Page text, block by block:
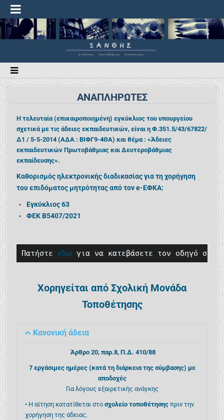
ΑΝΑΠΛΗΡΩΤΕΣ
Η τελευταία (επικαιροποιημένη) εγκύκλιος του υπουργείου
σχετικά με τις άδειες εκπαιδευτικών, είναι ηΦ.351.5/43/67822/
Δ1 / 5-5-2014 (ΑΔΑ : ΒΙΦΓ9-4ΘΑ) και θέμα : «Άδειες
εκπαιδευτικών Πρωτοβάθμιας και Δευτεροβάθμιας
εκπαίδευσης».
Καθορισμός ηλεκτρονικής διαδικασίας για τη χορήγηση
του επιδόματος μητρότητας από τον e-ΕΦΚΑ:
Εγκύκλιος 63
ΦΕΚ Β5407/2021
Πατήστε εδώ για να κατεβάσετε τον οδηγό σε
Χορηγείται από Σχολική Μονάδα
Τοποθέτησης
Κανονική άδεια
Άρθρο 20, παρ.8, Π.Δ. 410/88
7 εργάσιμες ημέρες (κατά τη διάρκεια της σύμβασης) με
αποδοχές
Για λόγους εξαιρετικής ανάγκης
• Η αίτηση κατατίθεται στοσχολείο τοποθέτησης πριν την
χορήγηση της άδειας.